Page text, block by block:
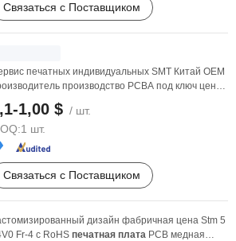
Связаться с Поставщиком
печатных индивидуальных SMT Китай OEM
производство PCBA под ключ цена
1,00 $ / шт.
1 шт.
Связаться с Поставщиком
дизайн фабричная цена Stm 5
Fr-4 с RoHS печатная плата PCB медная